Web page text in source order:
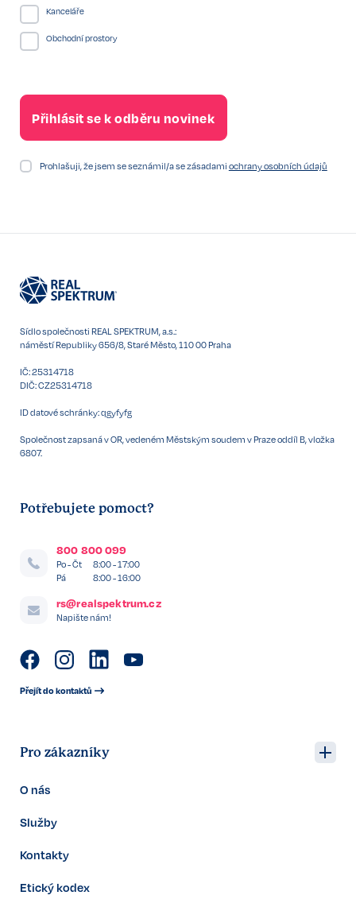
Kanceláře
Obchodní prostory
Prohlašuji, že jsem se seznámil/a se zásadami ochrany osobních údajů
Sídlo společnosti REAL SPEKTRUM, a.s.:
náměstí Republiky 656/8, Staré Město, 110 00 Praha
IČ: 25314718
DIČ: CZ25314718
ID datové schránky: qgyfyfg
Společnost zapsaná v OR, vedeném Městským soudem v Praze oddíl B, vložka
6807.
Pro zákazníky
O nás
Služby
Kontakty
Etický kodex
Potřebujete pomoct?
800 800 099
Po - Čt
8:00 - 17:00
Pá
8:00 - 16:00
rs@realspektrum.cz
Napište nám!
Přejít do kontaktů